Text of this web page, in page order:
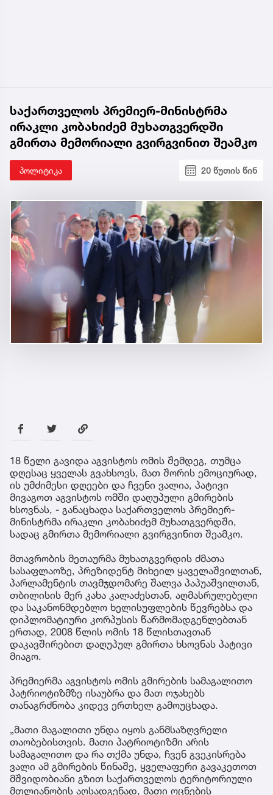
საქართველოს პრემიერ-მინისტრმა
ირაკლი კობახიძემ მუხათგვერდში
გმირთა მემორიალი გვირგვინით შეამკო
პოლიტიკა 20 წუთის წინ
18 წელი გავიდა აგვისტოს ომის შემდეგ, თუმცა
დღესაც ყველას გვახსოვს, მათ შორის ემოციურად,
ის უმძიმესი დღეები და ჩვენი ვალია, პატივი
მივაგოთ აგვისტოს ომში დაღუპული გმირების
ხსოვნას, - განაცხადა საქართველოს პრემიერ-
მინისტრმა ირაკლი კობახიძემ მუხათგვერდში,
სადაც გმირთა მემორიალი გვირგვინით შეამკო.
მთავრობის მეთაურმა მუხათგვერდის ძმათა
სასაფლაოზე, პრეზიდენტ მიხეილ ყაველაშვილთან,
პარლამენტის თავმჯდომარე შალვა პაპუაშვილთან,
თბილისის მერ კახა კალაძესთან, აღმასრულებელი
და საკანონმდებლო ხელისუფლების წევრებსა და
დიპლომატიური კორპუსის წარმომადგენლებთან
ერთად, 2008 წლის ომის 18 წლისთავთან
დაკავშირებით დაღუპულ გმირთა ხსოვნას პატივი
მიაგო.
პრემიერმა აგვისტოს ომის გმირების სამაგალითო
პატრიოტიზმზე ისაუბრა და მათ ოჯახებს
თანაგრძნობა კიდევ ერთხელ გამოუცხადა.
„მათი მაგალითი უნდა იყოს განმსაზღვრელი
თაობებისთვის. მათი პატრიოტიზმი არის
სამაგალითო და რა თქმა უნდა, ჩვენ გვეკისრება
ვალი ამ გმირების წინაშე, ყველაფერი გავაკეთოთ
მშვიდობიანი გზით საქართველოს ტერიტორიული
მთლიანობის აღსადგენად, მათი ოცნების